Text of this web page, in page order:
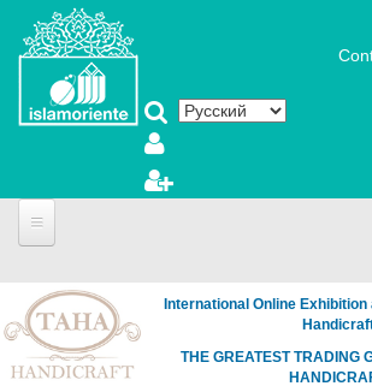
Перейти к основному содержанию
International Online
THE GREATEST TRADING